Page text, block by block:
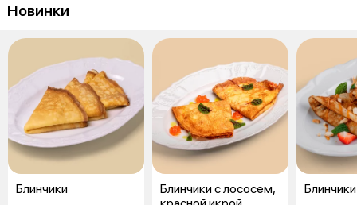
Новинки
Блинчики
Блинчики с лососем,